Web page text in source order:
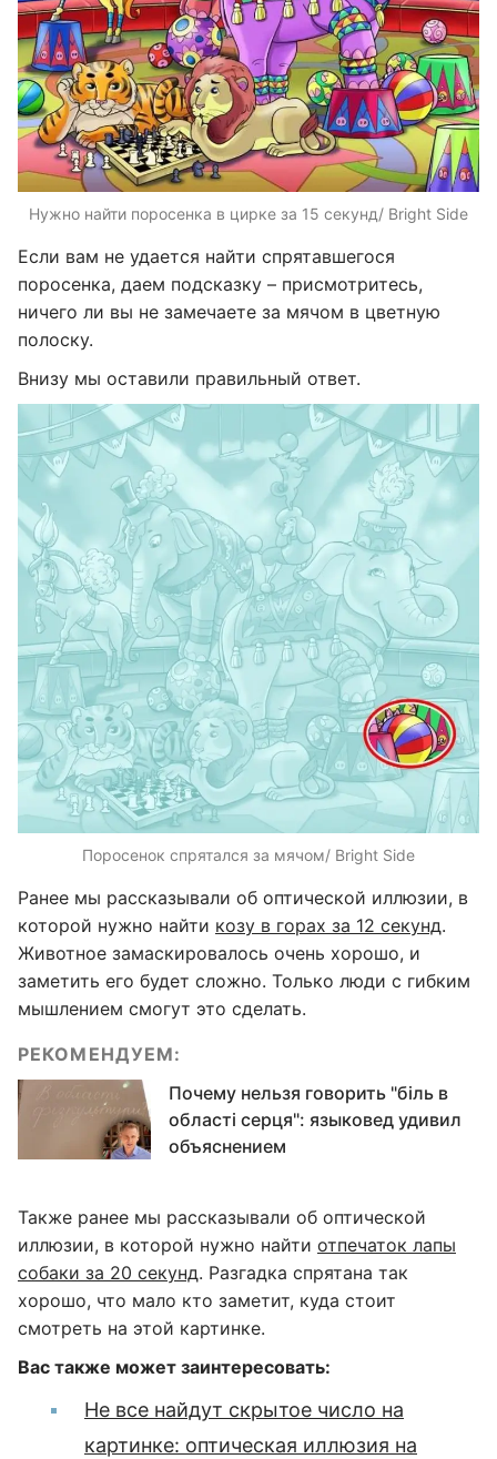
Нужно найти поросенка в цирке за 15 секунд/ Bright Side
Если вам не удается найти спрятавшегося
поросенка, даем подсказку – присмотритесь,
ничего ли вы не замечаете за мячом в цветную
полоску.
Внизу мы оставили правильный ответ.
Поросенок спрятался за мячом/ Bright Side
Ранее мы рассказывали об оптической иллюзии, в
которой нужно найти козу в горах за 12 секунд.
Животное замаскировалось очень хорошо, и
заметить его будет сложно. Только люди с гибким
мышлением смогут это сделать.
РЕКОМЕНДУЕМ:
Почему нельзя говорить "біль в
області серця": языковед удивил
объяснением
Также ранее мы рассказывали об оптической
иллюзии, в которой нужно найти отпечаток лапы
собаки за 20 секунд. Разгадка спрятана так
хорошо, что мало кто заметит, куда стоит
смотреть на этой картинке.
Вас также может заинтересовать:
Не все найдут скрытое число на
картинке: оптическая иллюзия на